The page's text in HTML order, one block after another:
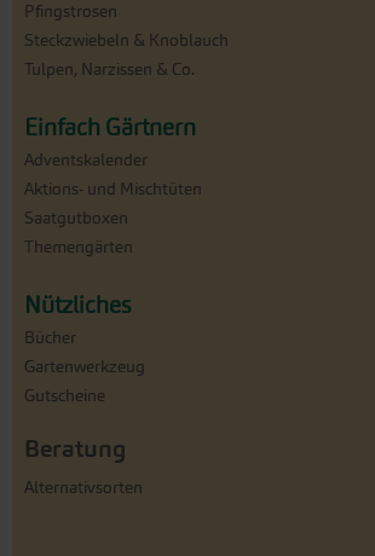
Pfingstrosen
Steckzwiebeln & Knoblauch
Tulpen, Narzissen & Co.
Einfach Gärtnern
Adventskalender
Aktions- und Mischtüten
Saatgutboxen
Themengärten
Nützliches
Bücher
Gartenwerkzeug
Gutscheine
Beratung
Alternativsorten